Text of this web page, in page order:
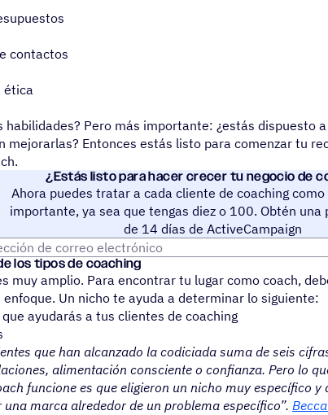
contactos
ética
habilidades? Pero más importante: ¿estás dispuesto
mejorarlas? Entonces estás listo para comenzar tu
¿Estás listo para hacer crecer tu negocio de
Ahora puedes tratar a cada cliente de coaching
importante, ya sea que tengas diez o 100. Obtén una
de 14 días de ActiveCampaign
de correo electrónico
los tipos de coaching
muy amplio. Para encontrar tu lugar como coach,
Un nicho te ayuda a determinar lo siguiente:
ayudarás a tus clientes de coaching
que han alcanzado la codiciada suma de seis
alimentación consciente o confianza. Pero lo
funcione es que eligieron un nicho muy específico y
marca alrededor de un problema específico”.